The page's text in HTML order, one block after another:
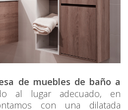
de muebles de baño a
al lugar adecuado, en
con una dilatada